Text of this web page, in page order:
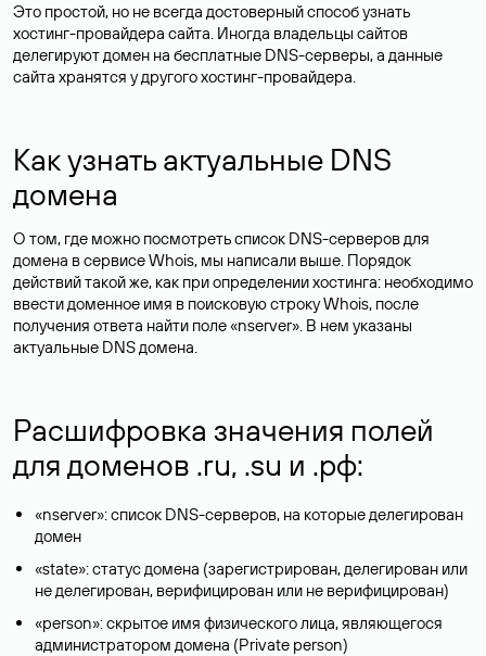
Это простой, но не всегда достоверный способ узнать
хостинг-провайдера сайта. Иногда владельцы сайтов
делегируют домен на бесплатные DNS-серверы, а данные
сайта хранятся у другого хостинг-провайдера.
Как узнать актуальные DNS
домена
О том, где можно посмотреть список DNS-серверов для
домена в сервисе Whois, мы написали выше. Порядок
действий такой же, как при определении хостинга: необходимо
ввести доменное имя в поисковую строку Whois, после
получения ответа найти поле «nserver». В нем указаны
актуальные DNS домена.
Расшифровка значения полей
для доменов .ru, .su и .рф:
«nserver»: список DNS-серверов, на которые делегирован
домен
«state»: статус домена (зарегистрирован, делегирован или
не делегирован, верифицирован или не верифицирован)
«person»: скрытое имя физического лица, являющегося
администратором домена (Privatе person)